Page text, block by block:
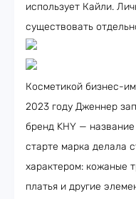
использует Кайли.
существовать
Косметикой бизнес-
2023 году Дженнер
бренд KHY —
старте марка делала
характером: кожаные
платья и другие